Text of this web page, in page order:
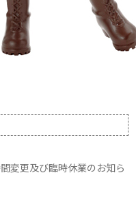
変更及び臨時休業のお知ら